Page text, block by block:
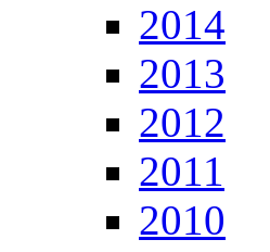
2014
2013
2012
2011
2010